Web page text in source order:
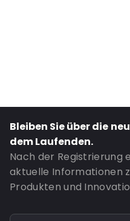
Window: Mit Sichtfenster
Bestell-ID: 884
Bleiben Sie über die
dem Laufenden.
Nach der Registrierung
aktuelle Informationen
Produkten und